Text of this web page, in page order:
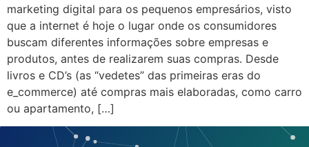
marketing digital para os pequenos empresários, visto
que a internet é hoje o lugar onde os consumidores
buscam diferentes informações sobre empresas e
produtos, antes de realizarem suas compras. Desde
livros e CD’s (as “vedetes” das primeiras eras do
e_commerce) até compras mais elaboradas, como carro
ou apartamento, […]